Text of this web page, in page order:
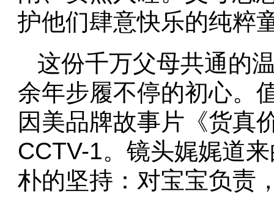
护他们肆意快乐的纯粹
这份千万父母共通的
余年步履不停的初心。
因美品牌故事片《货真
CCTV-1。镜头娓娓道
朴的坚持：对宝宝负责